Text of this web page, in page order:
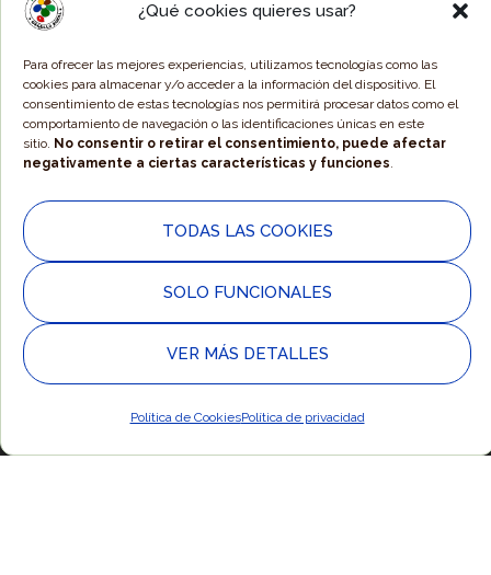
¿Qué cookies quieres usar?
Para ofrecer las mejores experiencias, utilizamos tecnologías como las
cookies para almacenar y/o acceder a la información del dispositivo. El
consentimiento de estas tecnologías nos permitirá procesar datos como el
comportamiento de navegación o las identificaciones únicas en este
sitio. No consentir o retirar el consentimiento, puede afectar
negativamente a ciertas características y funciones.
TODAS LAS COOKIES
SOLO FUNCIONALES
VER MÁS DETALLES
Política de CookiesPolítica de privacidad
He leído y acepto la Política de Privacidad .
Responsable » Ayuntamiento de Alpartir / Finalidad » Enviarte nuestras
publicaciones y noticias / Legitimación » Tu consentimiento /
Destinatarios » Solo se realizan cesiones si existe una obligación legal /
Derechos » Podrás ejercer tus derechos de acceso, rectificación, limitación
y suprimir los datos como se indica en la
Política de Cookies|Política de Privacidad y Aviso Legal